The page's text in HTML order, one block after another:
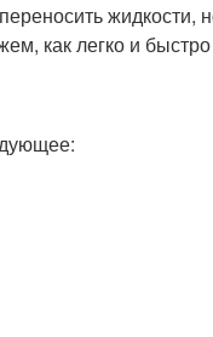
жидкости,
как легко и